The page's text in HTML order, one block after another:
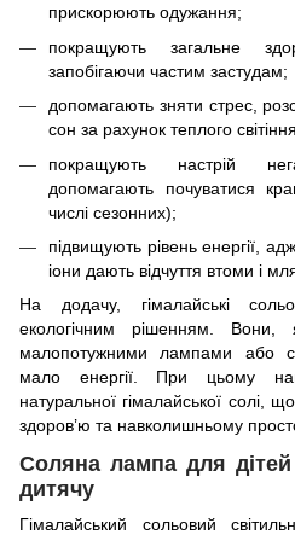
прискорюють одужання;
покращують загальне
запобігаючи частим застудам;
допомагають зняти стрес,
сон за рахунок теплого
покращують настрій
допомагають почуватися
числі сезонних);
підвищують рівень енергії,
іони дають відчуття втоми і
На додачу, гімалайські
екологічним рішенням. Вони,
малопотужними лампами або
мало енергії. При цьому
натуральної гімалайської солі,
здоров’ю та навколишньому
Соляна лампа для
дитячу
Гімалайський сольовий